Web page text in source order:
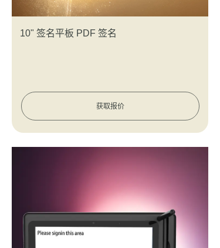
获取报价
10" 签名平板 PDF 签名